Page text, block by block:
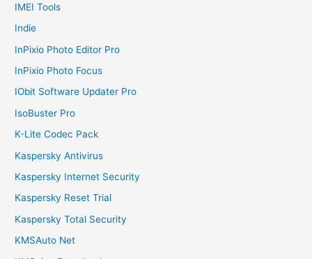
IMEI Tools
Indie
InPixio Photo Editor Pro
InPixio Photo Focus
IObit Software Updater Pro
IsoBuster Pro
K-Lite Codec Pack
Kaspersky Antivirus
Kaspersky Internet Security
Kaspersky Reset Trial
Kaspersky Total Security
KMSAuto Net